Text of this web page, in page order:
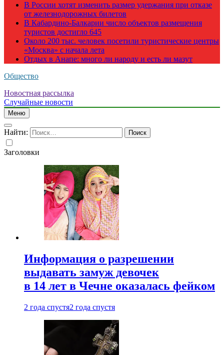
В России хотят изменить размер удержания при отказе
от железнодорожных билетов
В Кабардино-Балкарии число объектов размещения
туристов достигло 645
Около 200 тыс. человек посетили туристические центры
«Москва» с начала лета
Отдых в Анапе: много ли народу и есть ли мазут
Общество
Новостная рассылка
Случайные новости
Меню
Найти:
Заголовки
Информация о разрешении
выдавать замуж девочек
в 14 лет в Чечне оказалась фейком
2 года спустя2 года спустя